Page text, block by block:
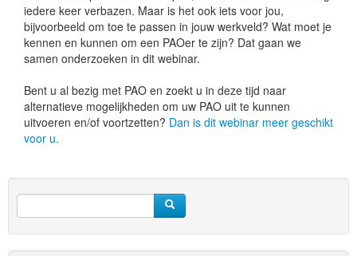
iedere keer verbazen. Maar is het ook iets voor jou,
bijvoorbeeld om toe te passen in jouw werkveld? Wat moet je
kennen en kunnen om een PAOer te zijn? Dat gaan we
samen onderzoeken in dit webinar.
Bent u al bezig met PAO en zoekt u in deze tijd naar
alternatieve mogelijkheden om uw PAO uit te kunnen
uitvoeren en/of voortzetten? Dan is dit webinar meer geschikt
voor u.